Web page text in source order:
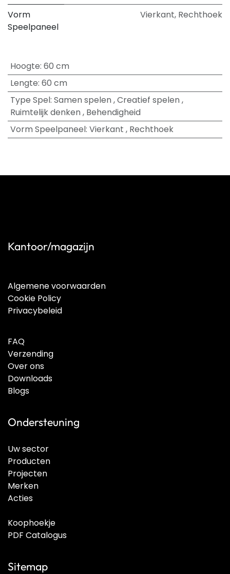
Vorm
Speelpaneel
Vierkant, Rechthoek
Hoogte: 60 cm
Lengte: 60 cm
Type Spel: Samen spelen,Creatief spelen,
Ruimtelijk denken, Behendigheid
Vorm Speelpaneel: Vierkant , Rechthoek
Kantoor/magazijn
Algemene voorwaarden
Cookie Policy
Privacybeleid
FAQ
Verzending
Over ons
Downloads
Blogs
Ondersteuning
Uw sector
Producten
Projecten
Merken
Acties
Koophoekje
PDF Catalogus
Sitemap